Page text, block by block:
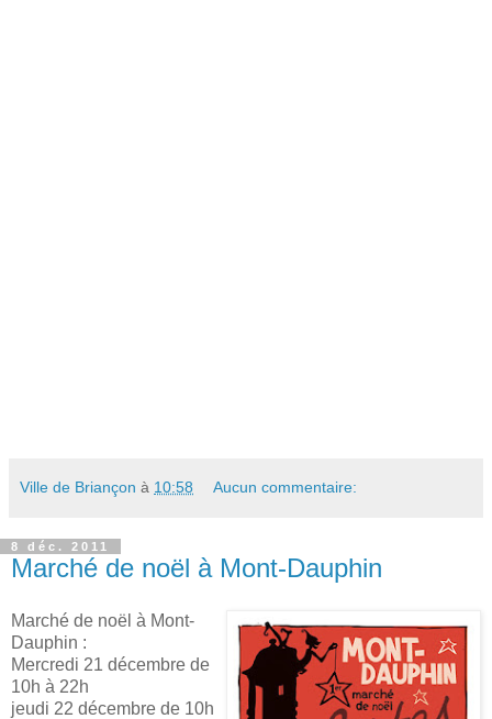
Ville de Briançon à 10:58 Aucun commentaire:
8 déc. 2011
Marché de noël à Mont-Dauphin
Marché de noël à Mont-
Dauphin :
Mercredi 21 décembre de
10h à 22h
jeudi 22 décembre de 10h